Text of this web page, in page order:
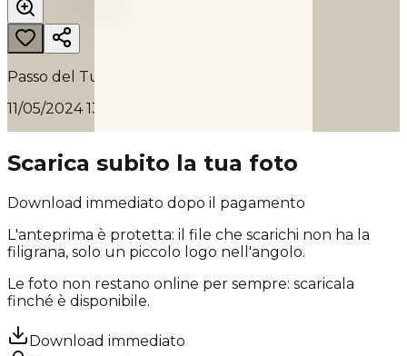
Passo del Turchino
11/05/2024 13:31
Scarica subito la tua foto
Download immediato dopo il pagamento
L'anteprima è protetta: il file che scarichi non ha la
filigrana, solo un piccolo logo nell'angolo.
Le foto non restano online per sempre: scaricala
finché è disponibile.
Download immediato